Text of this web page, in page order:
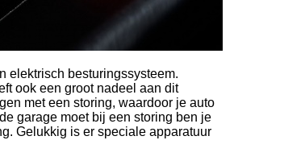
elektrisch besturingssysteem.
ook een groot nadeel aan dit
met een storing, waardoor je auto
garage moet bij een storing ben je
Gelukkig is er speciale apparatuur